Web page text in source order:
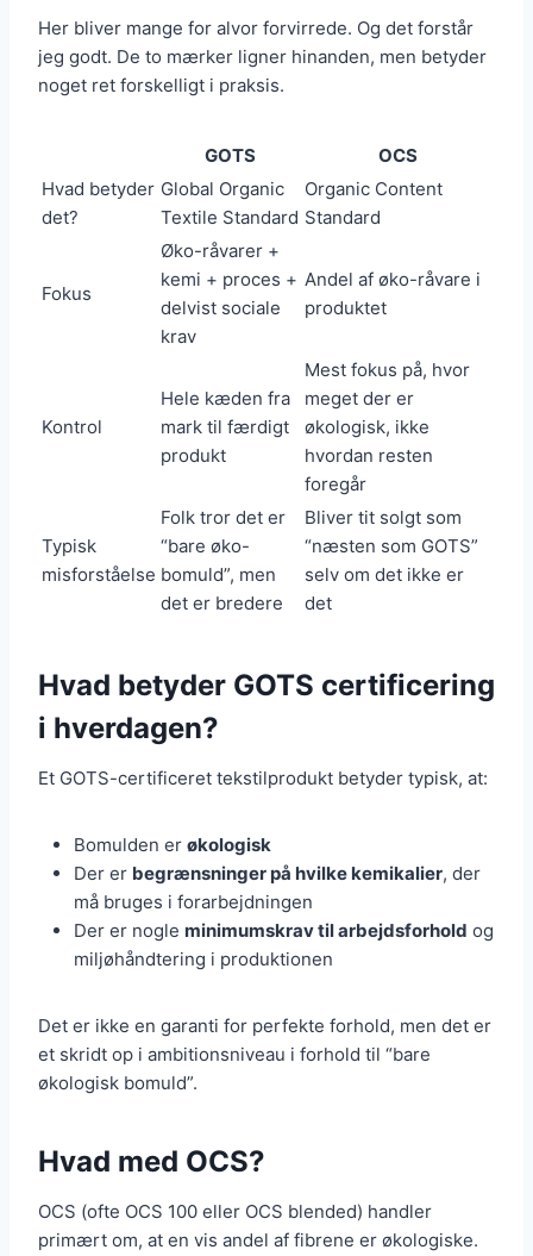
Her bliver mange for alvor forvirrede. Og det forstår
jeg godt. De to mærker ligner hinanden, men betyder
noget ret forskelligt i praksis.
GOTS
OCS
Hvad betyder
det?
Global Organic
Textile Standard
Organic Content
Standard
Fokus
Øko-råvarer +
kemi + proces +
delvist sociale
krav
Andel af øko-råvare i
produktet
Kontrol
Hele kæden fra
mark til færdigt
produkt
Mest fokus på, hvor
meget der er
økologisk, ikke
hvordan resten
foregår
Typisk
misforståelse
Folk tror det er
“bare øko-
bomuld”, men
det er bredere
Bliver tit solgt som
“næsten som GOTS”
selv om det ikke er
det
Hvad betyder GOTS certificering
i hverdagen?
Et GOTS-certificeret tekstilprodukt betyder typisk, at:
Bomulden er økologisk
Der er begrænsninger på hvilke kemikalier, der
må bruges i forarbejdningen
Der er nogle minimumskrav til arbejdsforhold og
miljøhåndtering i produktionen
Det er ikke en garanti for perfekte forhold, men det er
et skridt op i ambitionsniveau i forhold til “bare
økologisk bomuld”.
Hvad med OCS?
OCS (ofte OCS 100 eller OCS blended) handler
primært om, at en vis andel af fibrene er økologiske.